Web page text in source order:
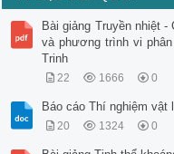
Bài giảng Truyền nhiệt
và phương trình vi
Trinh
22 1666 0
Báo cáo Thí nghiệm
20 1324 0